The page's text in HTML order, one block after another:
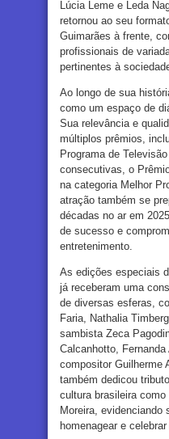
Lúcia Leme e Leda
retornou ao seu
Guimarães à frente,
profissionais de
pertinentes à
Ao longo de sua
como um espaço de
Sua relevância e
múltiplos prêmios,
Programa de
consecutivas, o
na categoria Melhor
atração também se
décadas no ar em
de sucesso e
entretenimento.
As edições especiais
já receberam uma
de diversas esferas,
Faria, Nathalia
sambista Zeca
Calcanhotto,
compositor Guilherme
também dedicou
cultura brasileira
Moreira, evidenciando
homenagear e celebrar